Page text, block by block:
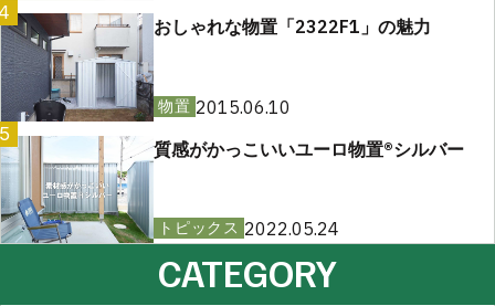
おしゃれな物置「2322F1」の魅力
物置 2015.06.10
質感がかっこいいユーロ物置®︎シルバー
トピックス 2022.05.24
CATEGORY